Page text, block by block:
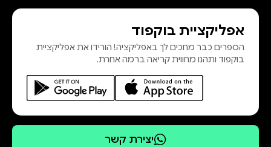
שנוא שפתאום מחפש כפרה? האם ניתן
לשכוח זיכרונות שנצרבו לנצח? ומהי
בכלל סליחה ולמי היא מיוע
אפליקציית בוקפוד
הספרים כבר מחכים לך באפליקציה! הורידו את אפליקציית
בוקפוד ותהנו מחווית קריאה ברמה אחרת.
יצירת קשר